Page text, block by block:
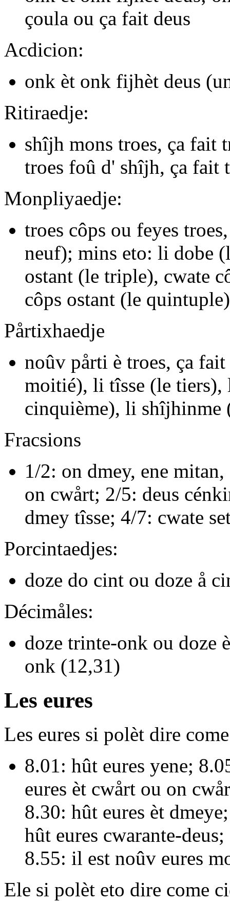
çoula ou ça fait deus
Acdicion:
onk èt onk fijhèt deus
Ritiraedje:
shîjh mons troes, ça fait
troes foû d' shîjh, ça fait
Monpliyaedje:
troes côps ou feyes
neuf); mins eto: li dobe
ostant (le triple), cwate
côps ostant (le
Pårtixhaedje
noûv pårti è troes, ça fait
moitié), li tîsse (le tiers),
cinquième), li shîjhinme
Fracsions
1/2: on dmey, ene
on cwårt; 2/5: deus
dmey tîsse; 4/7: cwate
Porcintaedjes:
doze do cint ou doze å
Décimåles:
doze trinte-onk ou doze
onk (12,31)
Les eures
Les eures si polèt dire
8.01: hût eures yene;
eures èt cwårt ou on
8.30: hût eures èt dmeye
hût eures cwarante-deus;
8.55: il est noûv eures
Ele si polèt eto dire come